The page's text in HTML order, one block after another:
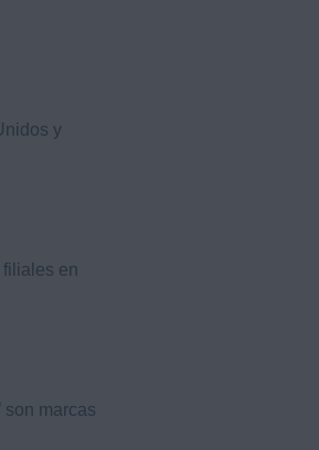
y
en
son marcas